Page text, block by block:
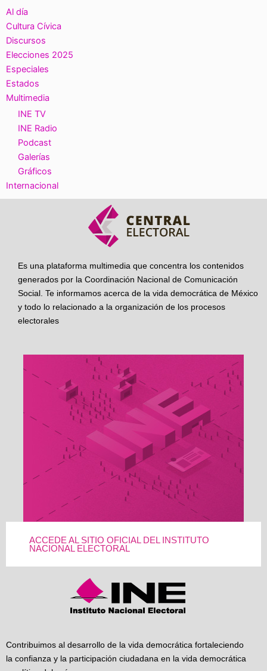
Al día
Cultura Cívica
Discursos
Elecciones 2025
Especiales
Estados
Multimedia
INE TV
INE Radio
Podcast
Galerías
Gráficos
Internacional
Es una plataforma multimedia que concentra los contenidos
generados por la Coordinación Nacional de Comunicación
Social. Te informamos acerca de la vida democrática de México
y todo lo relacionado a la organización de los procesos
electorales
ACCEDE AL SITIO OFICIAL DEL INSTITUTO
NACIONAL ELECTORAL
Contribuimos al desarrollo de la vida democrática fortaleciendo
la confianza y la participación ciudadana en la vida democrática